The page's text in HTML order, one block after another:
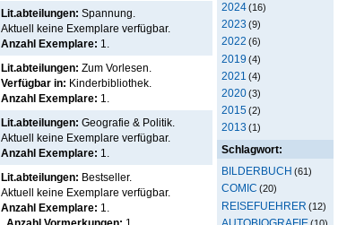
2024(16)
2023 (9)
2022 (6)
2019 (4)
2021 (4)
2020(3)
2015(2)
2013 (1)
Schlagwort:
BILDERBUCH (61)
COMIC (20)
REISEFUEHRER (12)
AUTOBIOGRAFIE
Lit.abteilungen: Spannung.
Aktuell keine Exemplare verfügbar.
Anzahl Exemplare: 1.
Lit.abteilungen: Zum Vorlesen.
Verfügbar in: Kinderbibliothek
Anzahl Exemplare: 1.
Lit.abteilungen: Geografie & Politik.
Aktuell keine Exemplare verfügbar.
Anzahl Exemplare: 1.
Lit.abteilungen: Bestseller.
Aktuell keine Exemplare verfügbar.
Anzahl Exemplare: 1.